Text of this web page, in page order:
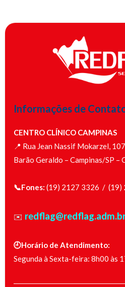
Informações de
CENTRO CLÍNICO CAMPINAS
📍 Rua Jean Nassif Mokarzel, 107
Barão Geraldo – Campinas/SP –
📞Fones: (19) 2127 3326 / (19)
✉️
🕘Horário de Atendimento:
Segunda à Sexta-feira: 8h00 às